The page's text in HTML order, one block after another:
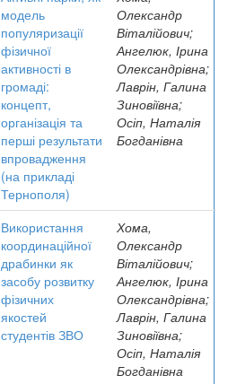
модель
популяризації
фізичної
активності в
громаді:
концепт,
організація та
перші результати
впровадження
(на прикладі
Тернополя)
Олександр
Віталійович;
Ангелюк, Ірина
Олександрівна;
Лаврін, Галина
Зиновіївна;
Осіп, Наталія
Богданівна
Використання
координаційної
драбинки як
засобу розвитку
фізичних
якостей
студентів ЗВО
Хома,
Олександр
Віталійович;
Ангелюк, Ірина
Олександрівна;
Лаврін, Галина
Зиновіївна;
Осіп, Наталія
Богданівна